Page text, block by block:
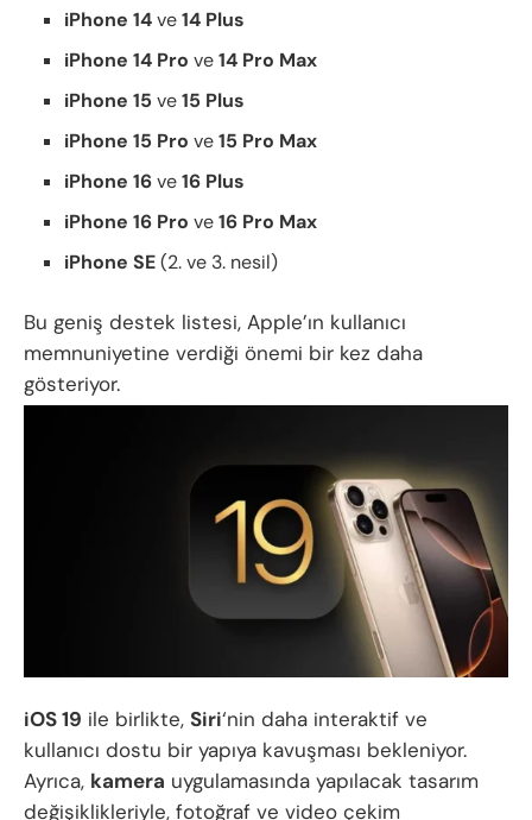
iPhone 14ve14 Plus
iPhone 14 Pro ve14 Pro Max
iPhone 15 ve15 Plus
iPhone 15 Pro ve15 Pro Max
iPhone 16ve16 Plus
iPhone 16 Pro ve16 Pro Max
iPhone SE(2. ve 3. nesil)
Bu geniş destek listesi, Apple’ın kullanıcı
memnuniyetine verdiği önemi bir kez daha
gösteriyor.
iOS 19 ile birlikte, Siri‘nin daha interaktif ve
kullanıcı dostu bir yapıya kavuşması bekleniyor.
Ayrıca, kamera uygulamasında yapılacak tasarım
değişiklikleriyle, fotoğraf ve video çekim